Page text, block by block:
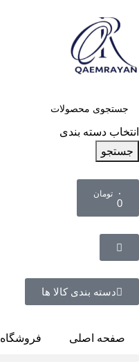
انتخاب دسته بندی
جستجو
۰ تومان
0
دسته بندی کالا ها
صفحه اصلی فروشگاه